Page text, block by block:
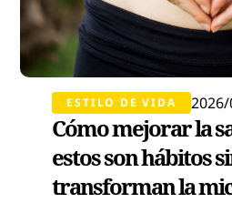
ESTILO DE VIDA
Cómo mejorar la
estos son hábitos
transforman la